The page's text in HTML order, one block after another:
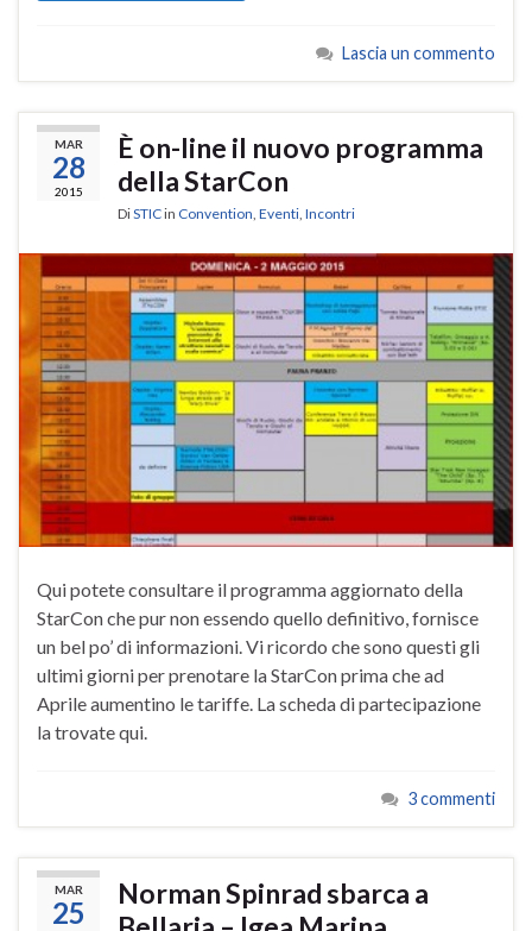
Lascia un commento
MAR
28
2015
È on-line il nuovo programma
della StarCon
DiSTICin Convention, Eventi, Incontri
Qui potete consultare il programma aggiornato della
StarCon che pur non essendo quello definitivo, fornisce
un bel po’ di informazioni. Vi ricordo che sono questi gli
ultimi giorni per prenotare la StarCon prima che ad
Aprile aumentino le tariffe. La scheda di partecipazione
la trovate qui.
3 commenti
MAR
25
Norman Spinrad sbarca a